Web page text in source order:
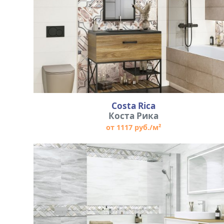
Costa Rica
Коста Рика
от 1117 руб./м²